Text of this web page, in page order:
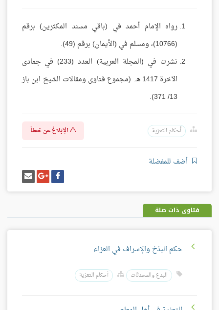
رواه الإمام أحمد في (باقي مسند المكثرين) برقم
(10766)، ومسلم في (الأيمان) برقم (49).
نشرت في (المجلة العربية) العدد (233) في جمادى
الآخرة 1417 هـ. (مجموع فتاوى ومقالات الشيخ ابن باز
13/ 371).
أحكام التعزية الإبلاغ عن خطأ
أضف للمفضلة
شارك
على
فيسبوك
شارك
على
غوغل
بلس
إرسل
إيميل
فتاوى ذات صلة
حكم البذخ والإسراف في العزاء
البدع والمحدثات أحكام التعزية